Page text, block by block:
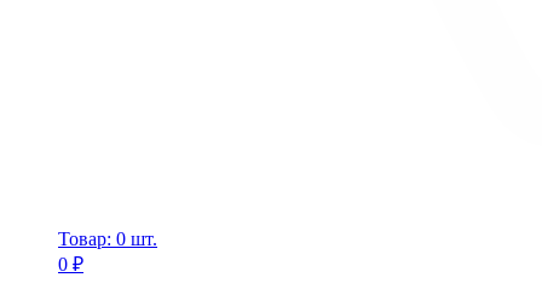
Товар: 0 шт.
0 ₽